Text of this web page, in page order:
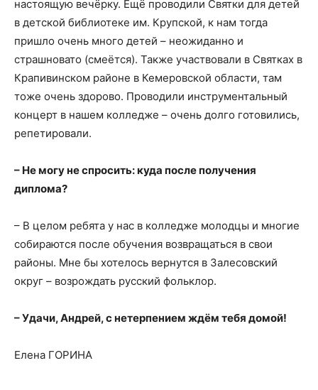
настоящую вечëрку. Ещё проводили Святки для детей
в детской библиотеке им. Крупской, к нам тогда
пришло очень много детей – неожиданно и
страшновато (смеётся). Также участвовали в Святках в
Крапивинском районе в Кемеровской области, там
тоже очень здорово. Проводили инструментальный
концерт в нашем колледже – очень долго готовились,
репетировали.
– Не могу не спросить: куда после получения
диплома?
– В целом ребята у нас в колледже молодцы и многие
собираются после обучения возвращаться в свои
районы. Мне бы хотелось вернутся в Залесовский
округ – возрождать русский фольклор.
– Удачи, Андрей, с нетерпением ждём тебя домой!
Елена ГОРИНА